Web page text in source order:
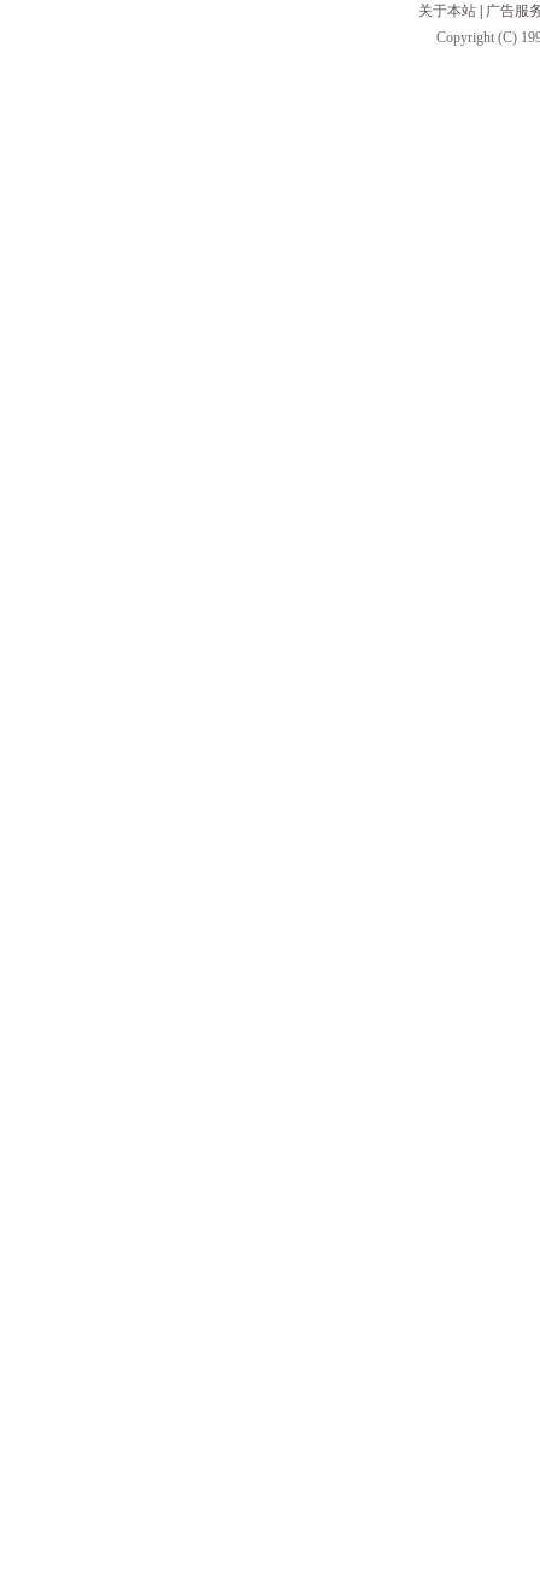
关于本站
广告服
Copyright (C)